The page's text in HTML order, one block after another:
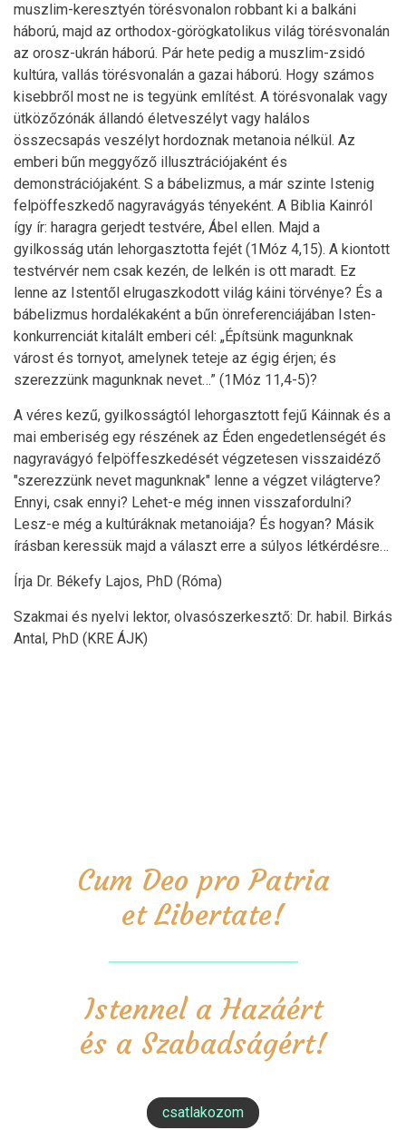
muszlim-keresztyén törésvonalon robbant ki a balkáni
háború, majd az orthodox-görögkatolikus világ törésvonalán
az orosz-ukrán háború. Pár hete pedig a muszlim-zsidó
kultúra, vallás törésvonalán a gazai háború. Hogy számos
kisebbről most ne is tegyünk említést. A törésvonalak vagy
ütközőzónák állandó életveszélyt vagy halálos
összecsapás veszélyt hordoznak metanoia nélkül. Az
emberi bűn meggyőző illusztrációjaként és
demonstrációjaként. S a bábelizmus, a már szinte Istenig
felpöffeszkedő nagyravágyás tényeként. A Biblia Kainról
így ír: haragra gerjedt testvére, Ábel ellen. Majd a
gyilkosság után lehorgasztotta fejét (1Móz 4,15). A kiontott
testvérvér nem csak kezén, de lelkén is ott maradt. Ez
lenne az Istentől elrugaszkodott világ káini törvénye? És a
bábelizmus hordalékaként a bűn önreferenciájában Isten-
konkurrenciát kitalált emberi cél: „Építsünk magunknak
várost és tornyot, amelynek teteje az égig érjen; és
szerezzünk magunknak nevet…” (1Móz 11,4-5)?
A véres kezű, gyilkosságtól lehorgasztott fejű Káinnak és a
mai emberiség egy részének az Éden engedetlenségét és
nagyravágyó felpöffeszkedését végzetesen visszaidéző
"szerezzünk nevet magunknak" lenne a végzet világterve?
Ennyi, csak ennyi? Lehet-e még innen visszafordulni?
Lesz-e még a kultúráknak metanoiája? És hogyan? Másik
írásban keressük majd a választ erre a súlyos létkérdésre…
Írja Dr. Békefy Lajos, PhD (Róma)
Szakmai és nyelvi lektor, olvasószerkesztő: Dr. habil. Birkás
Antal, PhD (KRE ÁJK)
Cum Deo pro Patria
et Libertate!
Istennel a Hazáért
és a Szabadságért!
csatlakozom